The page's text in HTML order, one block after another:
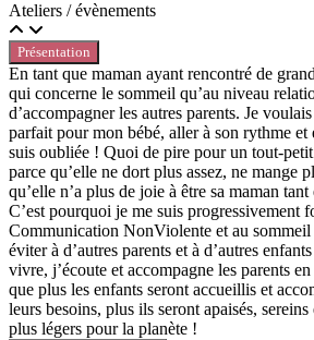
Ateliers / évènements
Présentation
En tant que maman ayant rencontré de
qui concerne le sommeil qu’au niveau
d’accompagner les autres parents. Je
parfait pour mon bébé, aller à son rythme et
suis oubliée ! Quoi de pire pour un tout-
parce qu’elle ne dort plus assez, ne mange
qu’elle n’a plus de joie à être sa maman tant
C’est pourquoi je me suis progressivement
Communication NonViolente et au sommeil
éviter à d’autres parents et à d’autres
vivre, j’écoute et accompagne les parents
que plus les enfants seront accueillis et
leurs besoins, plus ils seront apaisés,
plus légers pour la planète !